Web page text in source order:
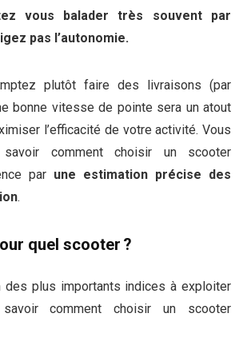
vous balader très souvent par
pas l’autonomie.
plutôt faire des livraisons (par
bonne vitesse de pointe sera un atout
l’efficacité de votre activité. Vous
savoir comment choisir un scooter
par une estimation précise des
.
quel scooter ?
des plus importants indices à exploiter
comment choisir un scooter